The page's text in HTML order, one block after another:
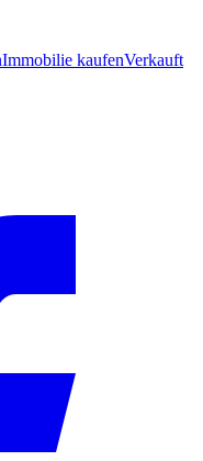
Immobilie kaufenVerkauft